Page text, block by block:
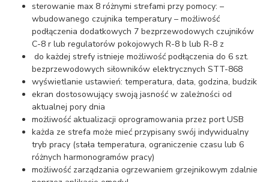
sterowanie max 8 różnymi strefami przy pomocy: –
wbudowanego czujnika temperatury – możliwość
podłączenia dodatkowych 7 bezprzewodowych czujników
C-8 r lub regulatorów pokojowych R-8 b lub R-8 z
do każdej strefy istnieje możliwość podłączenia do 6 szt.
bezprzewodowych siłowników elektrycznych STT-868
wyświetlanie ustawień: temperatura, data, godzina, budzik
ekran dostosowujący swoją jasność w zależności od
aktualnej pory dnia
możliwość aktualizacji oprogramowania przez port USB
każda ze strefa może mieć przypisany swój indywidualny
tryb pracy (stała temperatura, ograniczenie czasu lub 6
różnych harmonogramów pracy)
możliwość zarządzania ogrzewaniem grzejnikowym zdalnie